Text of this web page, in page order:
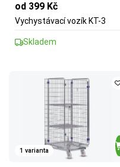
od 399 Kč
Vychystávací vozík KT-3
Skladem
1 varianta